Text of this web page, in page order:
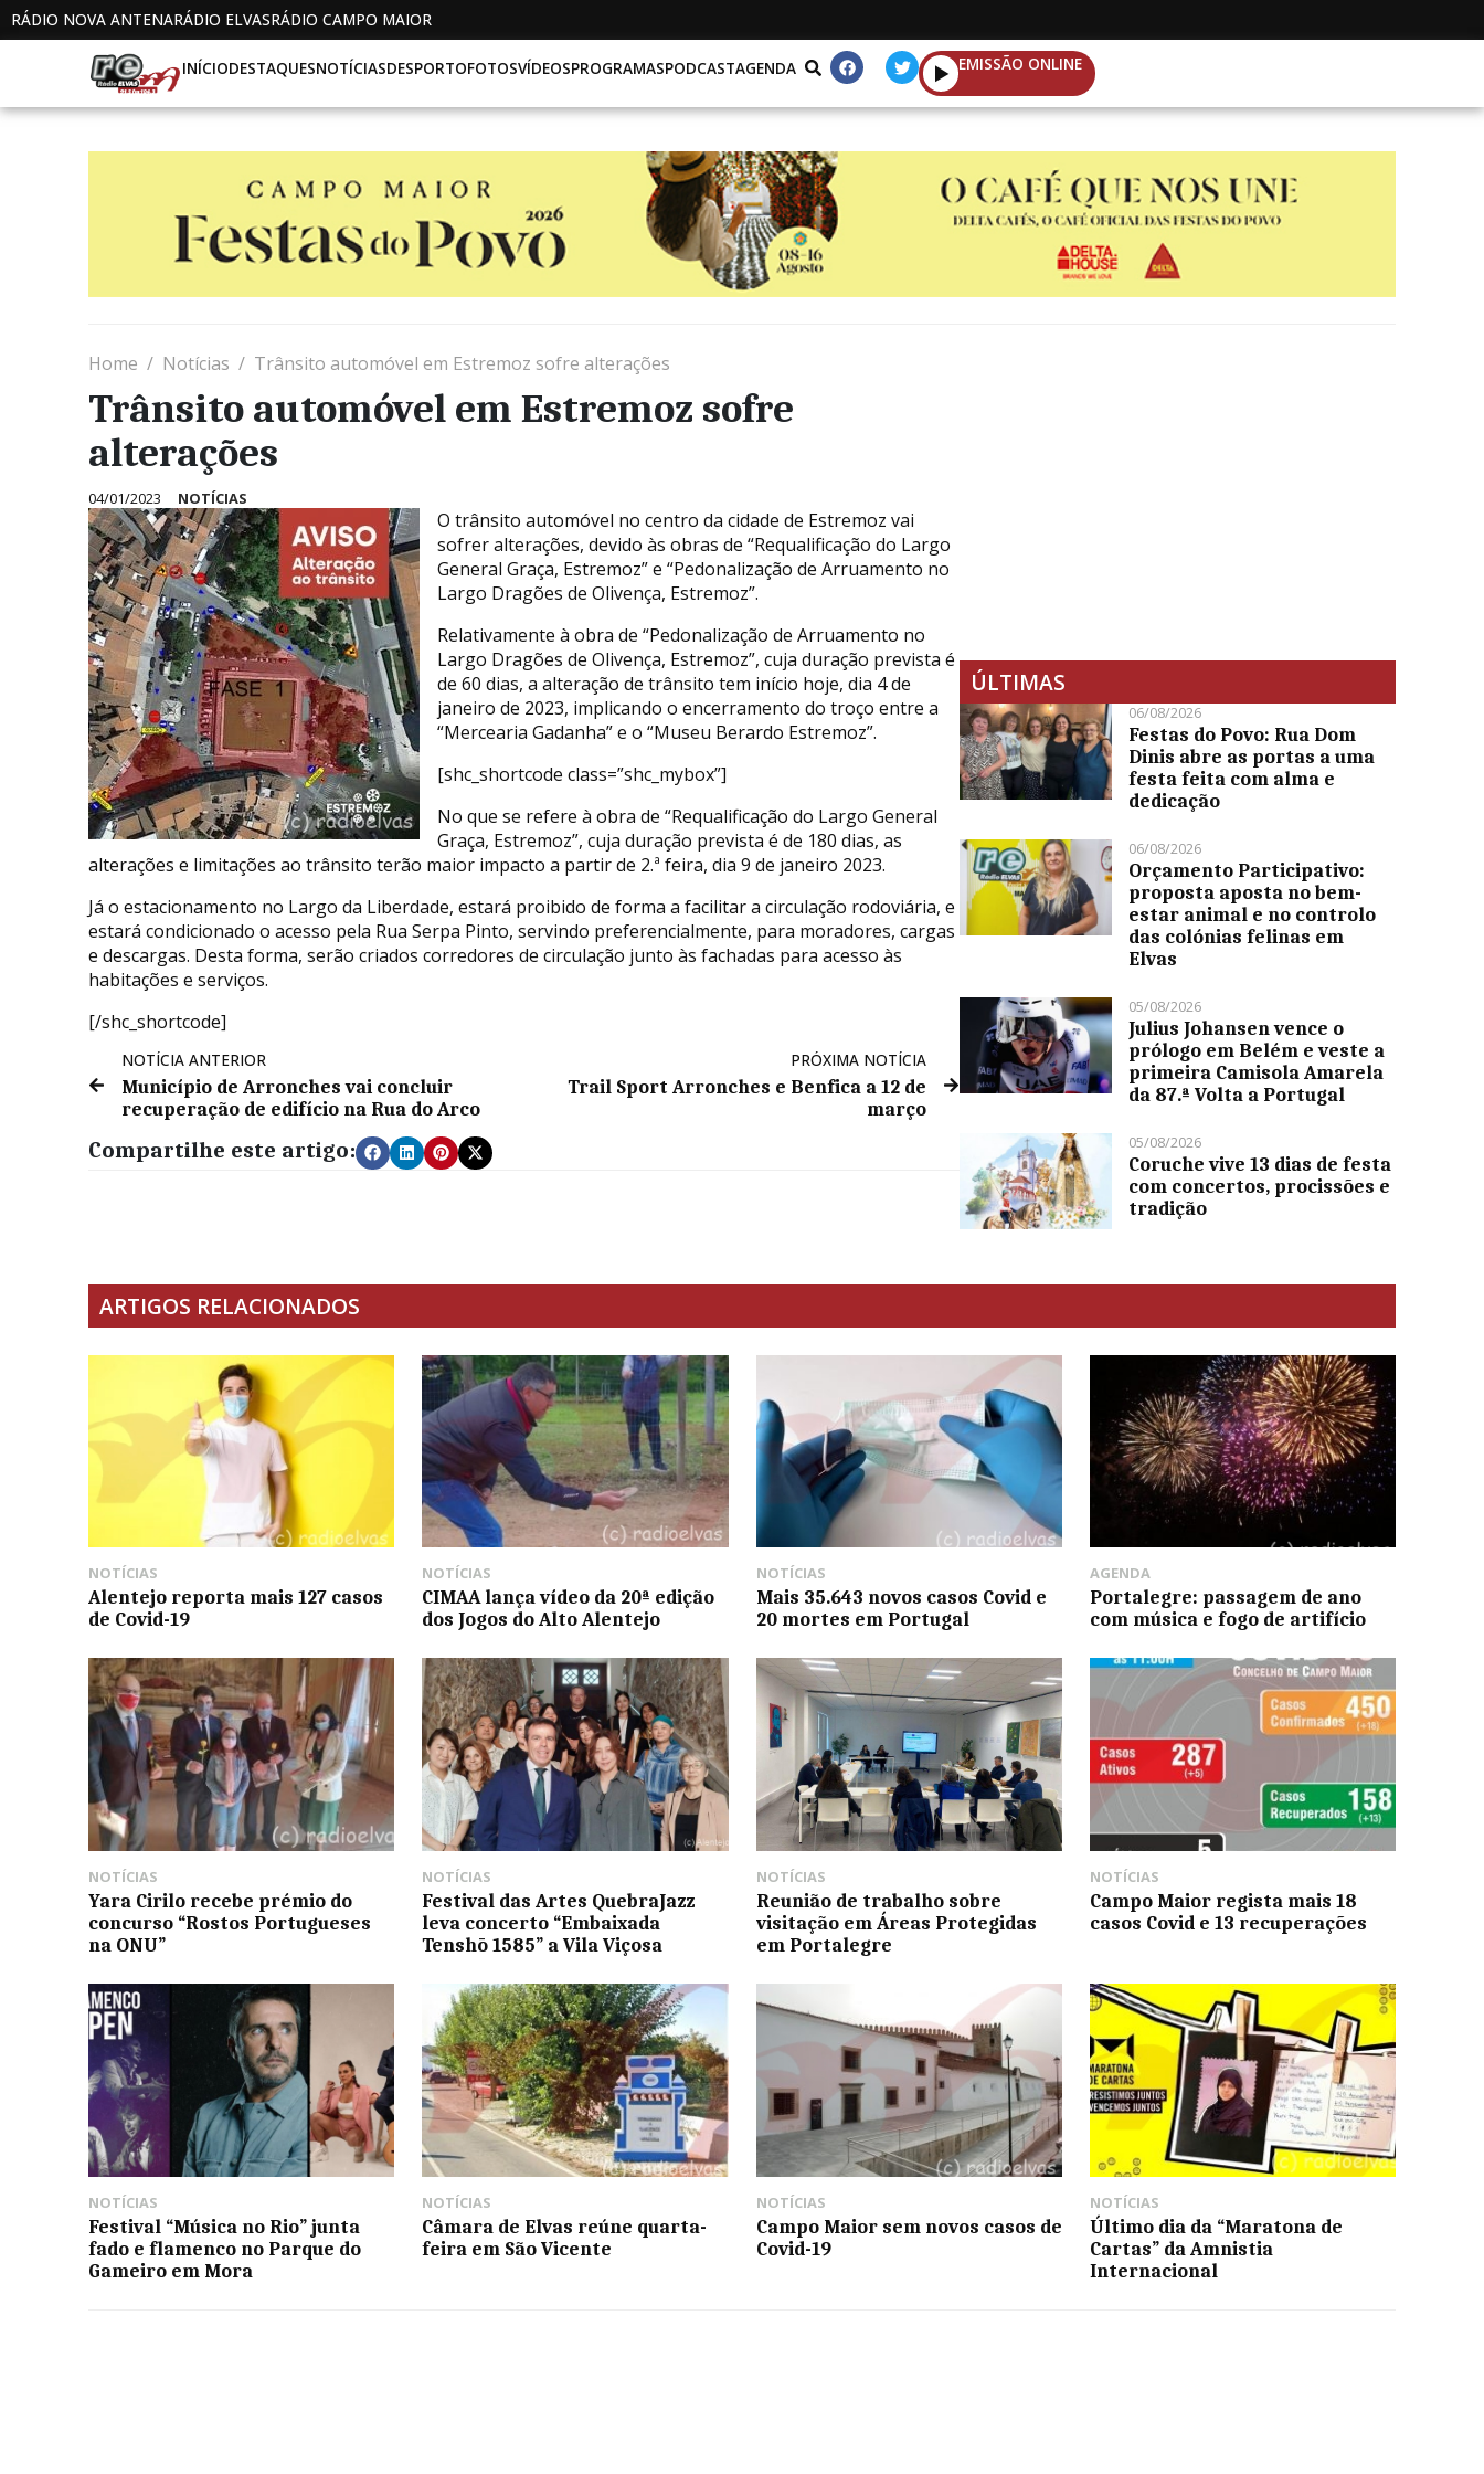
RÁDIO NOVA ANTENARÁDIO ELVASRÁDIO CAMPO MAIOR
INÍCIODESTAQUESNOTÍCIASDESPORTOFOTOSVÍDEOSPROGRAMASPODCASTAGENDA EMISSÃO ONLINE
Home Notícias Trânsito automóvel em Estremoz sofre alterações
Trânsito automóvel em Estremoz sofre
alterações
04/01/2023 NOTÍCIAS
O trânsito automóvel no centro da cidade de Estremoz vai
sofrer alterações, devido às obras de “Requalificação do Largo
General Graça, Estremoz” e “Pedonalização de Arruamento no
Largo Dragões de Olivença, Estremoz”.
Relativamente à obra de “Pedonalização de Arruamento no
Largo Dragões de Olivença, Estremoz”, cuja duração prevista é
de 60 dias, a alteração de trânsito tem início hoje, dia 4 de
janeiro de 2023, implicando o encerramento do troço entre a
“Mercearia Gadanha” e o “Museu Berardo Estremoz”.
[shc_shortcode class=”shc_mybox”]
No que se refere à obra de “Requalificação do Largo General
Graça, Estremoz”, cuja duração prevista é de 180 dias, as
alterações e limitações ao trânsito terão maior impacto a partir de 2.ª feira, dia 9 de janeiro 2023.
Já o estacionamento no Largo da Liberdade, estará proibido de forma a facilitar a circulação rodoviária, e
estará condicionado o acesso pela Rua Serpa Pinto, servindo preferencialmente, para moradores, cargas
e descargas. Desta forma, serão criados corredores de circulação junto às fachadas para acesso às
habitações e serviços.
[/shc_shortcode]
NOTÍCIA ANTERIOR
Município de Arronches vai concluir
recuperação de edifício na Rua do Arco
PRÓXIMA NOTÍCIA
Trail Sport Arronches e Benfica a 12 de
março
Compartilhe este artigo:
ÚLTIMAS
06/08/2026
Festas do Povo: Rua Dom
Dinis abre as portas a uma
festa feita com alma e
dedicação
06/08/2026
Orçamento Participativo:
proposta aposta no bem-
estar animal e no controlo
das colónias felinas em
Elvas
05/08/2026
Julius Johansen vence o
prólogo em Belém e veste a
primeira Camisola Amarela
da 87.ª Volta a Portugal
05/08/2026
Coruche vive 13 dias de festa
com concertos, procissões e
tradição
ARTIGOS RELACIONADOS
NOTÍCIAS
Alentejo reporta mais 127 casos
de Covid-19
NOTÍCIAS
CIMAA lança vídeo da 20ª edição
dos Jogos do Alto Alentejo
NOTÍCIAS
Mais 35.643 novos casos Covid e
20 mortes em Portugal
AGENDA
Portalegre: passagem de ano
com música e fogo de artifício
NOTÍCIAS
Yara Cirilo recebe prémio do
concurso “Rostos Portugueses
na ONU”
NOTÍCIAS
Festival das Artes QuebraJazz
leva concerto “Embaixada
Tenshō 1585” a Vila Viçosa
NOTÍCIAS
Reunião de trabalho sobre
visitação em Áreas Protegidas
em Portalegre
NOTÍCIAS
Campo Maior regista mais 18
casos Covid e 13 recuperações
NOTÍCIAS
Festival “Música no Rio” junta
fado e flamenco no Parque do
Gameiro em Mora
NOTÍCIAS
Câmara de Elvas reúne quarta-
feira em São Vicente
NOTÍCIAS
Campo Maior sem novos casos de
Covid-19
NOTÍCIAS
Último dia da “Maratona de
Cartas” da Amnistia
Internacional